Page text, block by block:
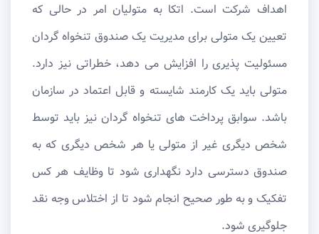
اهداف شرکت است. اتکا به متولیان امر در حالی که
تعیین یک متولی برای مدیریت یک صندوق تنخواه گردان
مسئولیت پذیری را افزایش می دهد، خطراتی نیز دارد.
متولی باید یک کارمند شایسته و قابل اعتماد در سازمان
باشد. سوابق پرداخت های تنخواه گردان نیز باید توسط
شخص دیگری غیر از متولی یا هر شخص دیگری که به
صندوق دسترسی دارد نگهداری شود تا وظایف هر کس
تفکیک و به طور صحیح انجام شود تا از اختلاس وجه نقد
جلوگیری شود.